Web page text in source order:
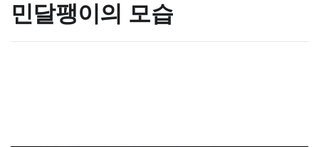
민달팽이의 모습